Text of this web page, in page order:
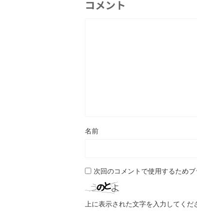
コメント
名前
次回のコメントで使用するため
上に表示された文字を入力してくだ